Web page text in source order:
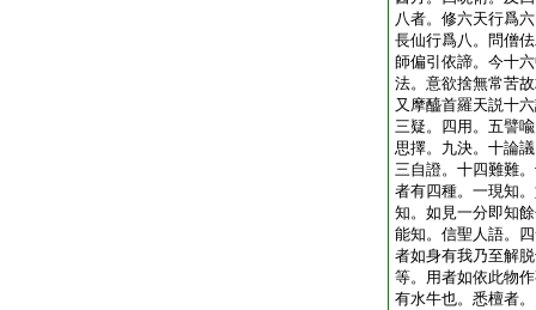
八者。修六天行爲
長仙行爲八。問僧
師偏引依諦。今十
法。意欲捨無常苦
又摩醯首羅天説十
三疑。四用。五譬
思擇。九決。十論
三自證。十四難難
者有四種。一現知
知。如見一分即知
能知。信聖人語。
者如身有我乃至解
等。用者如依此物
有水牛也。悉檀者